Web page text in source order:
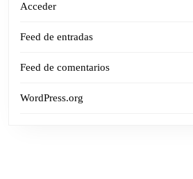
Acceder
Feed de entradas
Feed de comentarios
WordPress.org